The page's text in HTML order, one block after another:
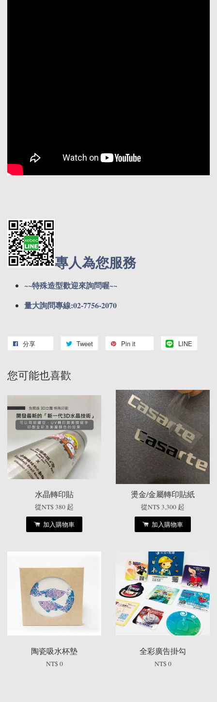
專人為您服務
~~特殊造型歡迎來詢問喔~~
量大詢問專線:02-7756-2070
分享 Tweet Pin it LINE
您可能也喜歡
水晶轉印貼
從NT$ 380 起
加入購物車
燙金/金屬轉印貼紙
從NT$ 3,300 起
加入購物車
陶瓷吸水杯墊
NT$ 0
全彩廣告掛勾
NT$ 0